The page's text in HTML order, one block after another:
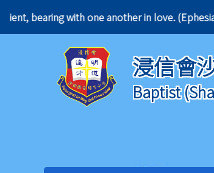
with one another in love. (Ephesians 4:2)
浸信會
Baptist